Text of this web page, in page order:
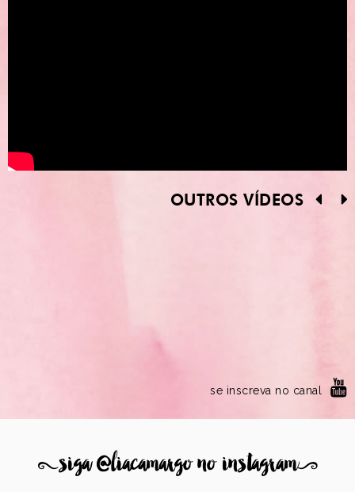
OUTROS VÍDEOS
se inscreva no canal
8siga @liacamargo no instagram9